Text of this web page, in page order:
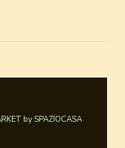
by SPAZIOCASA